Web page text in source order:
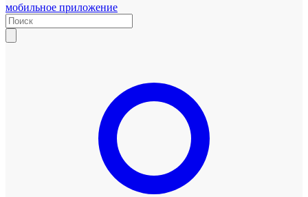
мобильное приложение